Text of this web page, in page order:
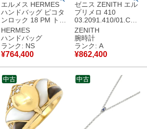
エルメス HERMES
ハンドバッグ ピコタ
ンロック 18 PM トリ
ヨンクレマンス グリ
ミスティ シルバー金
具 新品 未使用 グレ
ー 2026年製 G
【箱】 【中古】未使
用保管品
HERMES
ハンドバッグ
ランク: NS
¥764,400
ゼニス ZENITH エル
プリメロ 410
03.2091.410/01.C49
4 クロノグラフ トリ
プルカレンダー ムー
ンフェイズ メンズ 腕
時計自動巻き シルバ
ー 【中古】中古美品
ZENITH
腕時計
ランク: A
¥862,400
中古 中古